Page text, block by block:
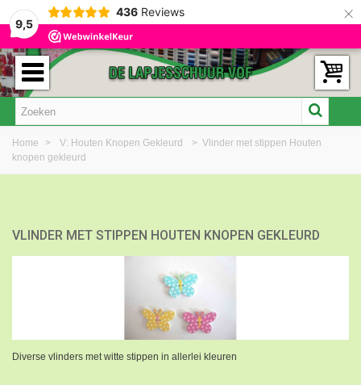
9,5
436 Reviews ×
Home > V: Houten Knopen Gekleurd > Vlinder met stippen Houten
knopen gekleurd
VLINDER MET STIPPEN HOUTEN KNOPEN GEKLEURD
Diverse vlinders met witte stippen in allerlei kleuren